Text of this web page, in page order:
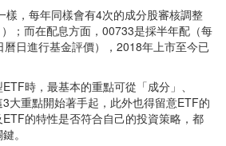
樣，每年同樣會有4次的成分股審核調整
）；而在配息方面，00733是採半年配（每
日進行基金評價），2018年上市至今已
時，最基本的重點可從「成分」、
3大重點開始著手起，此外也得留意ETF的
的特性是否符合自己的投資策略，都
。